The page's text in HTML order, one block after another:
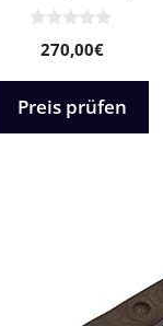
n
5
270,00€
Preis prüfen